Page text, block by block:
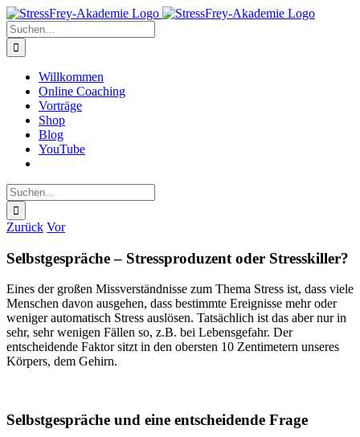
Zum
Inhalt
springen
Suche
nach:
Willkommen
Online Coaching
Vorträge
Shop
Blog
YouTube
Suche
nach:
Zurück Vor
Selbstgespräche – Stressproduzent oder Stresskiller?
Eines der großen Missverständnisse zum Thema Stress ist, dass viele
Menschen davon ausgehen, dass bestimmte Ereignisse mehr oder
weniger automatisch Stress auslösen. Tatsächlich ist das aber nur in
sehr, sehr wenigen Fällen so, z.B. bei Lebensgefahr. Der
entscheidende Faktor sitzt in den obersten 10 Zentimetern unseres
Körpers, dem Gehirn.
Selbstgespräche und eine entscheidende Frage